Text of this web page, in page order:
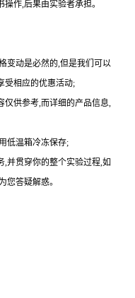
作,后果由实验者承担。
变动是必然的,但是我们可以
受相应的优惠活动;
供参考,而详细的产品信息,
低温箱冷冻保存;
并贯穿你的整个实验过程,如
您答疑解惑。